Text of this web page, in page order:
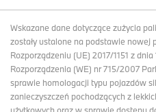
Wskazane dane dotyczące zużycia
zostały ustalone na podstawie nowej
Rozporządzeniu (UE) 2017/1151 z
Rozporządzenia (WE) nr 715/2007
sprawie homologacji typu pojazdów
zanieczyszczeń pochodzących z